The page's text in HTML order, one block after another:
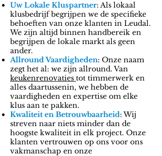
Uw Lokale Kluspartner: Als lokaal
klusbedrijf begrijpen we de specifieke
behoeften van onze klanten in Leudal.
We zijn altijd binnen handbereik en
begrijpen de lokale markt als geen
ander.
Allround Vaardigheden: Onze naam
zegt het al: we zijn allround. Van
keukenrenovaties tot timmerwerk en
alles daartussenin, we hebben de
vaardigheden en expertise om elke
klus aan te pakken.
Kwaliteit en Betrouwbaarheid: Wij
streven naar niets minder dan de
hoogste kwaliteit in elk project. Onze
klanten vertrouwen op ons voor ons
vakmanschap en onze